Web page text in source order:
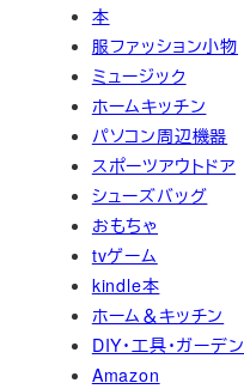
本
服ファッション小物
ミュージック
ホームキッチン
パソコン周辺機器
スポーツアウトドア
シューズバッグ
おもちゃ
tvゲーム
kindle本
ホーム＆キッチン
DIY・工具・ガーデン
Amazon